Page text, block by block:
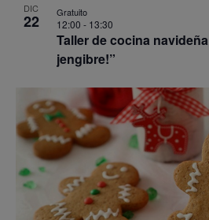
DIC
22
Taller de cocina
jengibre!”
12:00 - 13:30
Gratuito